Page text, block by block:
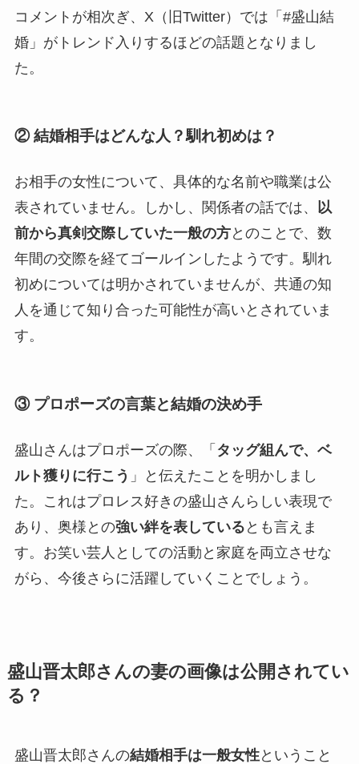
コメントが相次ぎ、X（旧Twitter）では「#盛山結
婚」がトレンド入りするほどの話題となりまし
た。
②結婚相手はどんな人？馴れ初めは？
お相手の女性について、具体的な名前や職業は公
表されていません。しかし、関係者の話では、 以
前から真剣交際していた一般の方とのことで、数
年間の交際を経てゴールインしたようです。馴れ
初めについては明かされていませんが、共通の知
人を通じて知り合った可能性が高いとされていま
す。
③ プロポーズの言葉と結婚の決め手
盛山さんはプロポーズの際、「 タッグ組んで、ベ
ルト獲りに行こう 」と伝えたことを明かしまし
た。これはプロレス好きの盛山さんらしい表現で
あり、奥様との強い絆を表している とも言えま
す。お笑い芸人としての活動と家庭を両立させな
がら、今後さらに活躍していくことでしょう。
盛山晋太郎さんの妻の画像は公開されてい
る？
盛山晋太郎さんの結婚相手は一般女性ということ